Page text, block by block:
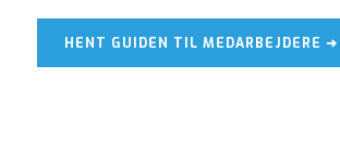
HENT GUIDEN TIL MEDARBEJDERE ➜